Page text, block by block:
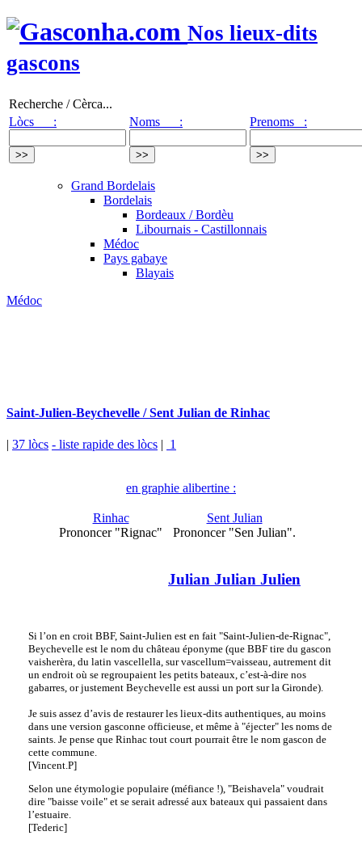
Nos lieux-dits
gascons
Recherche / Cèrca...
Lòcs :
Noms : Prenoms :
Grand Bordelais
Bordelais
Bordeaux / Bordèu
Libournais - Castillonnais
Médoc
Pays gabaye
Blayais
Médoc
Saint-Julien-Beychevelle / Sent Julian de Rinhac
| 37 lòcs - liste rapide des lòcs | 1
en graphie alibertine :
Rinhac
Prononcer "Rignac"
Sent Julian
Prononcer "Sen Julian".
Julian Julian Julien
Si l’on en croit BBF, Saint-Julien est en fait "Saint-Julien-de-Rignac",
Beychevelle est le nom du château éponyme (que BBF tire du gascon
vaisherèra, du latin vascellella, sur vascellum=vaisseau, autrement dit
un endroit où se regroupaient les petits bateaux, c’est-à-dire nos
gabarres, or justement Beychevelle est aussi un port sur la Gironde).
Je suis assez d’avis de restaurer les lieux-dits authentiques, au moins
dans une version gasconne officieuse, et même à "éjecter" les noms de
saints. Je pense que Rinhac tout court pourrait être le nom gascon de
cette commune.
[Vincent.P]
Selon une étymologie populaire (méfiance !), "Beishavela" voudrait
dire "baisse voile" et se serait adressé aux bateaux qui passaient dans
l’estuaire.
[Tederic]